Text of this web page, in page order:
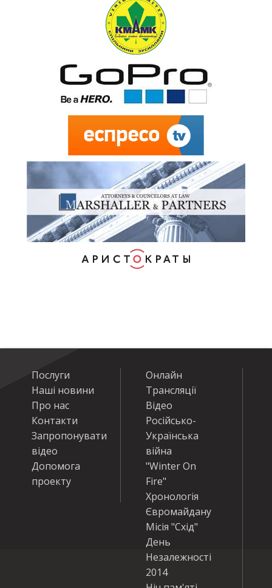
Послуги
Наші новини
Про нас
Контакти
Запропонувати
відео
Допомога
проекту
Онлайн
Трансляції
Відео
Російсько-
Українська
війна
"Winter On
Fire"
Хронологія
Євромайдану
Місія "Схід"
День
Незалежності
2014